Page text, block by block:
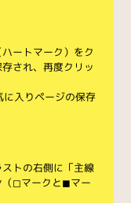
ートマーク）をク
存され、再度クリッ
入りページの保存
トの右側に「主線
（◻︎マークと◼︎マー